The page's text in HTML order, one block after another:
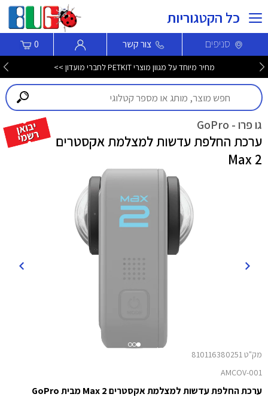
כל הקטגוריות
סניפים צור קשר 0
מחיר מיוחד על מגוון מוצרי PETKIT לחברי מועדון >>
גו פרו - GoPro
ערכת החלפת עדשות למצלמת אקסטרים
Max 2
מק"ט 810116380251
AMCOV-001
ערכת החלפת עדשות למצלמת אקסטרים Max 2 מבית GoPro